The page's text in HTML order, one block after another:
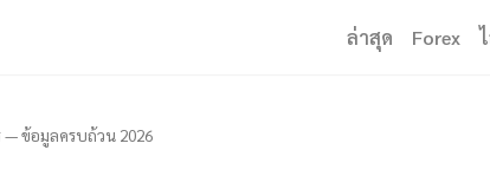
ล่าสุด Forex
— ข้อมูลครบถ้วน 2026